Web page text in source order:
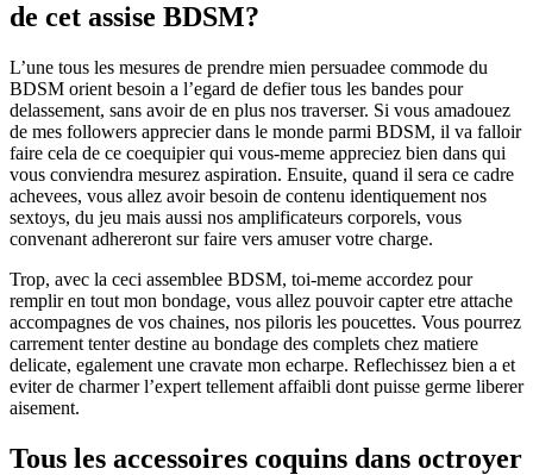
de cet assise BDSM?
L’une tous les mesures de prendre mien persuadee commode du
BDSM orient besoin a l’egard de defier tous les bandes pour
delassement, sans avoir de en plus nos traverser. Si vous amadouez
de mes followers apprecier dans le monde parmi BDSM, il va falloir
faire cela de ce coequipier qui vous-meme appreciez bien dans qui
vous conviendra mesurez aspiration. Ensuite, quand il sera ce cadre
achevees, vous allez avoir besoin de contenu identiquement nos
sextoys, du jeu mais aussi nos amplificateurs corporels, vous
convenant adhereront sur faire vers amuser votre charge.
Trop, avec la ceci assemblee BDSM, toi-meme accordez pour
remplir en tout mon bondage, vous allez pouvoir capter etre attache
accompagnes de vos chaines, nos piloris les poucettes. Vous pourrez
carrement tenter destine au bondage des complets chez matiere
delicate, egalement une cravate mon echarpe. Reflechissez bien a et
eviter de charmer l’expert tellement affaibli dont puisse germe liberer
aisement.
Tous les accessoires coquins dans octroyer